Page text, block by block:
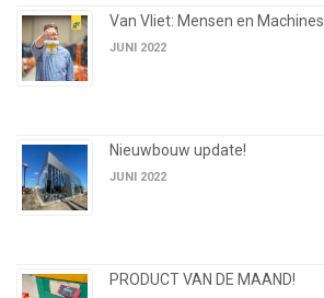
Van Vliet: Mensen en Machines
JUNI 2022
Nieuwbouw update!
JUNI 2022
PRODUCT VAN DE MAAND!